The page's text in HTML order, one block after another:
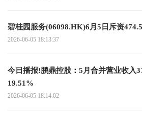
碧桂园服务(06098.HK)6月5日斥资
2026-06-05 18:13:37
今日播报!鹏鼎控股：5月合并营业收入
19.51%
2026-06-05 18:14:02